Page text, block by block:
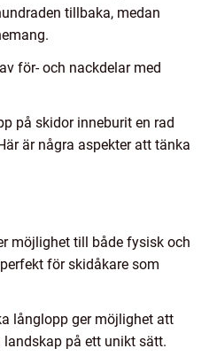
tillbaka, medan
för- och nackdelar med
på skidor inneburit en rad
är några aspekter att tänka
möjlighet till både fysisk och
för skidåkare som
långlopp ger möjlighet att
på ett unikt sätt.